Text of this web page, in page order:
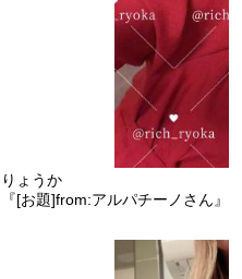
りょうか
『[お題]from:アルパチーノさん』